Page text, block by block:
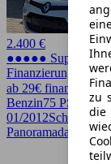
2.400 €
●●●●● Super Preis
Finanzierung
ab 29€ finanzieren
Benzin75 PS (55
01/2012
Panoramadach
zu